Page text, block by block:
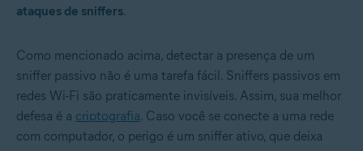
ataques de sniffers.
Como mencionado acima, detectar a presença de um
sniffer passivo não é uma tarefa fácil. Sniffers passivos em
redes Wi-Fi são praticamente invisíveis. Assim, sua melhor
defesa é a criptografia. Caso você se conecte a uma rede
com computador, o perigo é um sniffer ativo, que deixa